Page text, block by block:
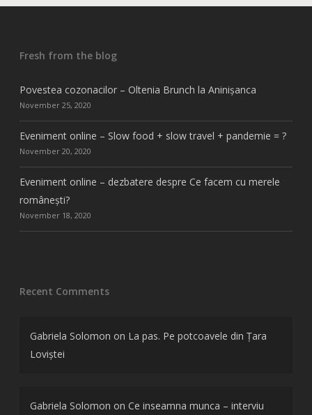
Fresh from the blog
Povestea cozonacilor – Oltenia Brunch la Aninișanca
November 25, 2020
Eveniment online – Slow food + slow travel + pandemie = ?
November 20, 2020
Eveniment online – dezbatere despre Ce facem cu merele
românești?
November 18, 2020
Recent Comments
Gabriela Solomon on La pas. Pe potcoavele din Țara
Loviștei
Gabriela Solomon on Ce inseamna munca – interviu